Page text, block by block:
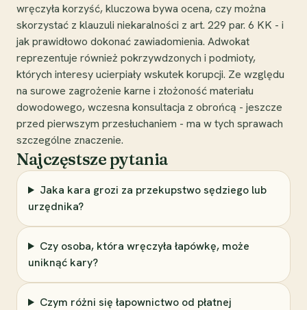
wręczyła korzyść, kluczowa bywa ocena, czy można
skorzystać z klauzuli niekaralności z art. 229 par. 6 KK - i
jak prawidłowo dokonać zawiadomienia. Adwokat
reprezentuje również pokrzywdzonych i podmioty,
których interesy ucierpiały wskutek korupcji. Ze względu
na surowe zagrożenie karne i złożoność materiału
dowodowego, wczesna konsultacja z obrońcą - jeszcze
przed pierwszym przesłuchaniem - ma w tych sprawach
szczególne znaczenie.
Najczęstsze pytania
Jaka kara grozi za przekupstwo sędziego lub
urzędnika?
Czy osoba, która wręczyła łapówkę, może
uniknąć kary?
Czym różni się łapownictwo od płatnej